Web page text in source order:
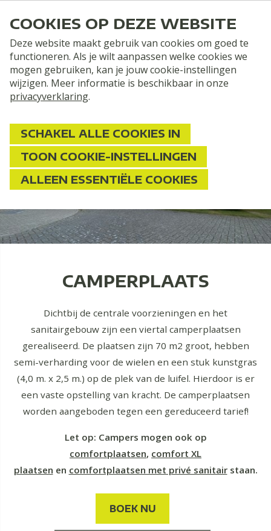
Home Kamperen Camperplaatsen
Camperplaats
CAMPERPLAATS
Dichtbij de centrale voorzieningen en het
sanitairgebouw zijn een viertal camperplaatsen
gerealiseerd. De plaatsen zijn 70 m2 groot, hebben
semi-verharding voor de wielen en een stuk kunstgras
(4,0 m. x 2,5 m.) op de plek van de luifel. Hierdoor is er
een vaste opstelling van kracht. De camperplaatsen
worden aangeboden tegen een gereduceerd tarief!
Let op: Campers mogen ook op
comfortplaatsen, comfort XL
plaatsen en comfortplaatsen met privé sanitairstaan.
BOEK NU
COOKIES OP DEZE WEBSITE
Deze website maakt gebruik van cookies om goed te
functioneren. Als je wilt aanpassen welke cookies we
mogen gebruiken, kan je jouw cookie-instellingen
wijzigen. Meer informatie is beschikbaar in onze
privacyverklaring.
SCHAKEL ALLE COOKIES IN
TOON COOKIE-INSTELLINGEN
ALLEEN ESSENTIËLE COOKIES